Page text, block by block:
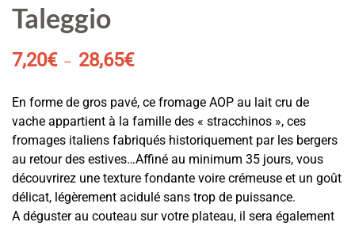
Taleggio
7,20€ – 28,65€Plage
7,20€
à
28,65€
En forme de gros pavé, ce fromage AOP au lait cru de
vache appartient à la famille des « stracchinos », ces
fromages italiens fabriqués historiquement par les bergers
au retour des estives…Affiné au minimum 35 jours, vous
découvrirez une texture fondante voire crémeuse et un goût
délicat, légèrement acidulé sans trop de puissance.
A déguster au couteau sur votre plateau, il sera également